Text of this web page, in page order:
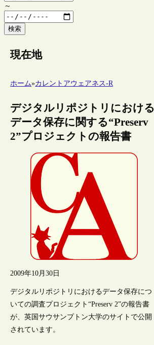
～
検索
現在地
ホーム»カレントアウェアネス-R
デジタルリポジトリにおける
データ保存に関する“Preserv
2”プロジェクトの報告書
2009年10月30日
デジタルリポジトリにおけるデータ保存につ
いての調査プロジェクト“Preserv 2”の報告書
が、英国サウサンプトン大学のサイトで公開
されています。